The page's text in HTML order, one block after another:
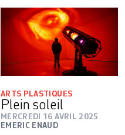
ARTS PLASTIQUES
Plein soleil
MERCREDI 16 AVRIL 2025
EMERIC ENAUD